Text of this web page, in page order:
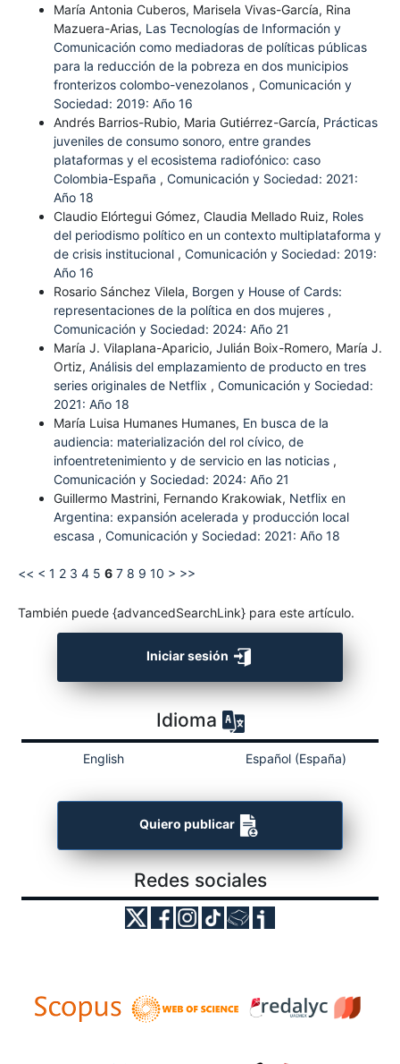
María Antonia Cuberos, Marisela Vivas-García, Rina
Mazuera-Arias, Las Tecnologías de Información y
Comunicación como mediadoras de políticas públicas
para la reducción de la pobreza en dos municipios
fronterizos colombo-venezolanos , Comunicación y
Sociedad: 2019: Año 16
Andrés Barrios-Rubio, Maria Gutiérrez-García, Prácticas
juveniles de consumo sonoro, entre grandes
plataformas y el ecosistema radiofónico: caso
Colombia-España , Comunicación y Sociedad: 2021:
Año 18
Claudio Elórtegui Gómez, Claudia Mellado Ruiz, Roles
del periodismo político en un contexto multiplataforma y
de crisis institucional , Comunicación y Sociedad: 2019:
Año 16
Rosario Sánchez Vilela, Borgen y House of Cards:
representaciones de la política en dos mujeres ,
Comunicación y Sociedad: 2024: Año 21
María J. Vilaplana-Aparicio, Julián Boix-Romero, María J.
Ortiz, Análisis del emplazamiento de producto en tres
series originales de Netflix , Comunicación y Sociedad:
2021: Año 18
María Luisa Humanes Humanes, En busca de la
audiencia: materialización del rol cívico, de
infoentretenimiento y de servicio en las noticias ,
Comunicación y Sociedad: 2024: Año 21
Guillermo Mastrini, Fernando Krakowiak, Netflix en
Argentina: expansión acelerada y producción local
escasa , Comunicación y Sociedad: 2021: Año 18
<< < 1 2 3 4 5 6 7 8 9 10 > >>
También puede {advancedSearchLink} para este artículo.
Iniciar sesión
Idioma
English Español (España)
Quiero publicar
Redes sociales